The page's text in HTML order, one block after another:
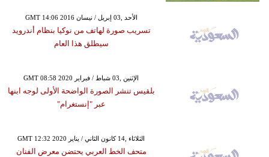
GMT 14:06 2016 الأحد ,03 إبريل / نيسان
تسريب صورة لهاتف من نوكيا بنظام أندرويد
سيطلق هذا العام
GMT 08:58 2020 الإثنين ,03 شباط / فبراير
بلقيس تنشر الصورة الواضحة الأولى لوجه ابنها
عبر "إنستغرام"
GMT 12:32 2020 الثلاثاء ,14 كانون الثاني / يناير
متحف الخط العربي يحتضن معرض الفنان